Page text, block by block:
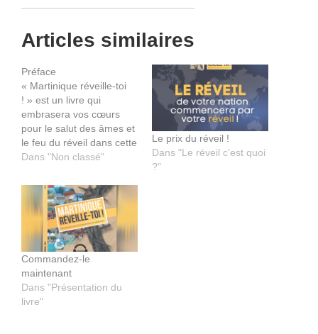
Articles similaires
Préface
« Martinique réveille-toi
! » est un livre qui
embrasera vos cœurs
pour le salut des âmes et
le feu du réveil dans cette
nation. Je vous le
Micaël LANOIX est un
passionné de Jésus, qui
porte un réel fardeau
pour la moisson des
âmes et le réveil
spirituel…
Dans "Non classé"
Le prix du réveil !
Dans "Le réveil c'est quoi
?"
Commandez-le
maintenant
Dans "Présentation du
livre"